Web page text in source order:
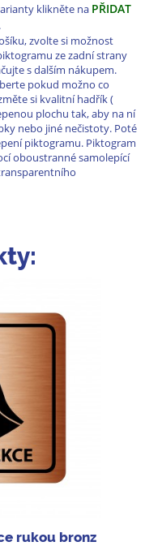
klikněte na PŘIDAT
.
zvolte si možnost
ze zadní strany
s dalším nákupem.
pokud možno co
si kvalitní hadřík (
plochu tak, aby na ní
nebo jiné nečistoty. Poté
piktogramu. Piktogram
oboustranné samolepící
rukou bronz